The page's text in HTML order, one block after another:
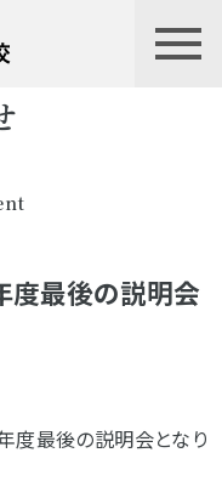
度最後の説明会
度最後の説明会となり